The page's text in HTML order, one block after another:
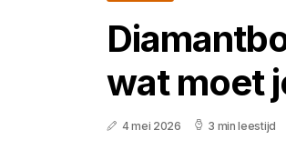
wat moet
4 mei 2026 3 min leestijd